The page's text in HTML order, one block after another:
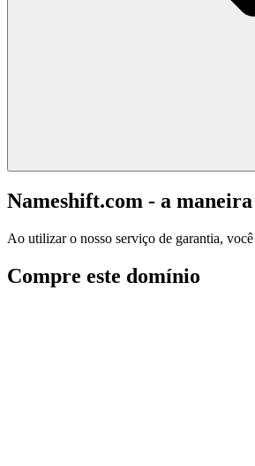
Nameshift.com - a
Ao utilizar o nosso serviço de garantia,
Compre este domínio